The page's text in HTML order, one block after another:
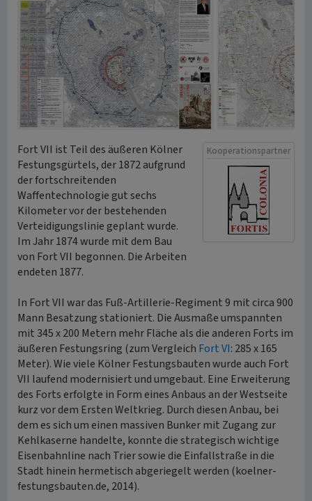
Kooperationspartner
Fort VII ist Teil des äußeren Kölner
Festungsgürtels, der 1872 aufgrund
der fortschreitenden
Waffentechnologie gut sechs
Kilometer vor der bestehenden
Verteidigungslinie geplant wurde.
Im Jahr 1874 wurde mit dem Bau
von Fort VII begonnen. Die Arbeiten
endeten 1877.
In Fort VII war das Fuß-Artillerie-Regiment 9 mit circa 900
Mann Besatzung stationiert. Die Ausmaße umspannten
mit 345 x 200 Metern mehr Fläche als die anderen Forts im
äußeren Festungsring (zum Vergleich Fort VI: 285 x 165
Meter). Wie viele Kölner Festungsbauten wurde auch Fort
VII laufend modernisiert und umgebaut. Eine Erweiterung
des Forts erfolgte in Form eines Anbaus an der Westseite
kurz vor dem Ersten Weltkrieg. Durch diesen Anbau, bei
dem es sich um einen massiven Bunker mit Zugang zur
Kehlkaserne handelte, konnte die strategisch wichtige
Eisenbahnline nach Trier sowie die Einfallstraße in die
Stadt hinein hermetisch abgeriegelt werden (koelner-
festungsbauten.de, 2014).